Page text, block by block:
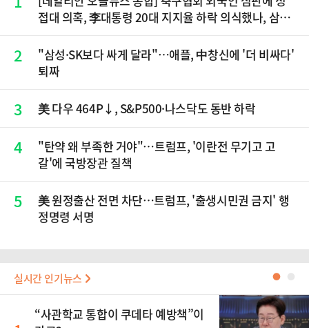
접대 의혹, 李대통령 20대 지지율 하락 의식했나, 삼전
재점화, 김민석 "과반 승리 가능성 99%" 등
2
"삼성·SK보다 싸게 달라"…애플, 中창신에 '더 비싸다'
퇴짜
3 美 다우 464P↓, S&P500·나스닥도 동반 하락
4
"탄약 왜 부족한 거야"…트럼프, '이란전 무기고 고
갈'에 국방장관 질책
5
美 원정출산 전면 차단…트럼프, '출생시민권 금지' 행
정명령 서명
실시간 인기뉴스 ●
“사관학교 통합이 쿠데타 예방책”이